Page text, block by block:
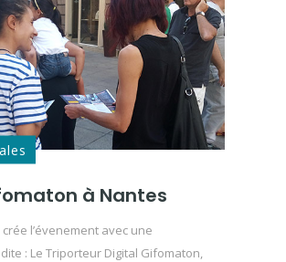
à Nantes
l’évenement avec une
: Le Triporteur Digital Gifomaton,